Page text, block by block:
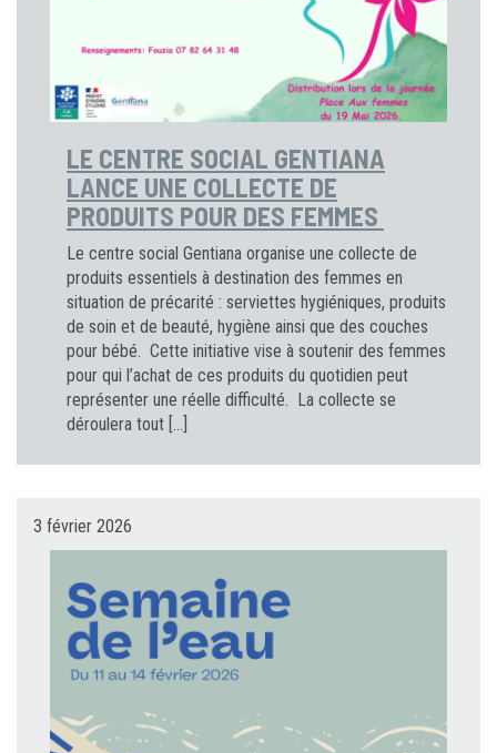
LE CENTRE SOCIAL GENTIANA
LANCE UNE COLLECTE DE
PRODUITS POUR DES FEMMES
Le centre social Gentiana organise une collecte de
produits essentiels à destination des femmes en
situation de précarité : serviettes hygiéniques, produits
de soin et de beauté, hygiène ainsi que des couches
pour bébé. Cette initiative vise à soutenir des femmes
pour qui l’achat de ces produits du quotidien peut
représenter une réelle difficulté. La collecte se
déroulera tout […]
3 février 2026